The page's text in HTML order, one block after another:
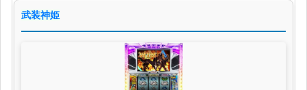
武装神姫